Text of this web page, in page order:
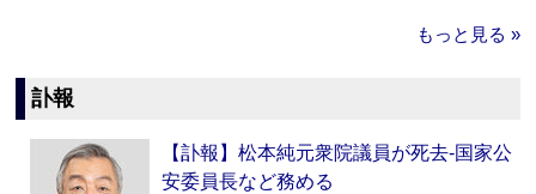
もっと見る »
訃報
【訃報】松本純元衆院議員が死去‐国家公
安委員長など務める